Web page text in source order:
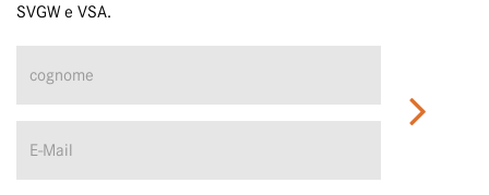
SVGW e VSA.